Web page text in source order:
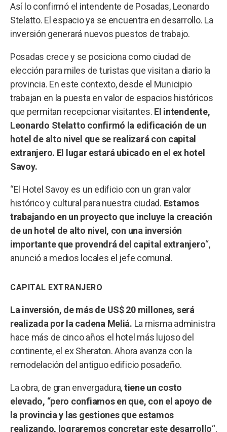
Así lo confirmó el intendente de Posadas, Leonardo
Stelatto. El espacio ya se encuentra en desarrollo. La
inversión generará nuevos puestos de trabajo.
Posadas crece y se posiciona como ciudad de
elección para miles de turistas que visitan a diario la
provincia. En este contexto, desde el Municipio
trabajan en la puesta en valor de espacios históricos
que permitan recepcionar visitantes. El intendente,
Leonardo Stelatto confirmó la edificación de un
hotel de alto nivel que se realizará con capital
extranjero. El lugar estará ubicado en el ex hotel
Savoy.
“El Hotel Savoy es un edificio con un gran valor
histórico y cultural para nuestra ciudad. Estamos
trabajando en un proyecto que incluye la creación
de un hotel de alto nivel, con una inversión
importante que provendrá del capital extranjero“,
anunció a medios locales el jefe comunal.
CAPITAL EXTRANJERO
La inversión, de más de US$ 20 millones, será
realizada por la cadena Meliá. La misma administra
hace más de cinco años el hotel más lujoso del
continente, el ex Sheraton. Ahora avanza con la
remodelación del antiguo edificio posadeño.
La obra, de gran envergadura,tiene un costo
elevado, “pero confiamos en que, con el apoyo de
la provincia y las gestiones que estamos
realizando, lograremos concretar este desarrollo“,